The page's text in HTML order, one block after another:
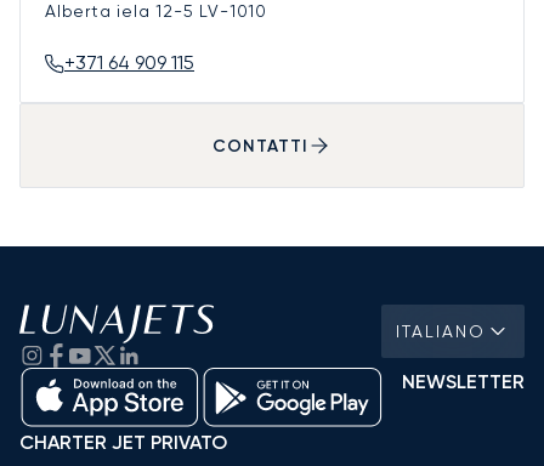
Alberta iela 12-5 LV-1010
+371 64 909 115
CONTATTI
ITALIANO
NEWSLETTER
CHARTER JET PRIVATO